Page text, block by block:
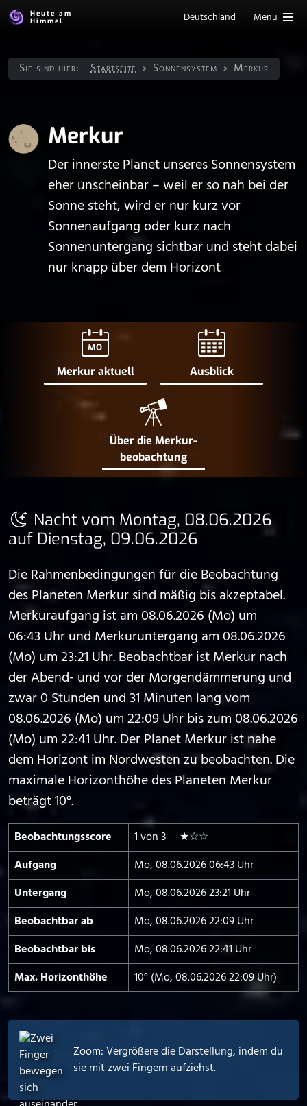
Heute am
Himmel
Deutschland Menü
Sie sind hier: Startseite Sonnen­system Merkur
Merkur
Der innerste Planet unseres Sonnensystem
eher unscheinbar – weil er so nah bei der
Sonne steht, wird er nur kurz vor
Sonnenaufgang oder kurz nach
Sonnenuntergang sichtbar und steht dabei
nur knapp über dem Horizont
MO
Merkur aktuell Ausblick
Über die Merkur­
beobachtung
Nacht vom Montag, 08.06.2026
auf Dienstag, 09.06.2026
Die Rahmenbedingungen für die Beobachtung
des Planeten Merkur sind mäßig bis akzeptabel.
Merkuraufgang ist am 08.06.2026 (Mo) um
06:43 Uhr und Merkuruntergang am 08.06.2026
(Mo) um 23:21 Uhr. Beobachtbar ist Merkur nach
der Abend- und vor der Morgendämmerung und
zwar 0 Stunden und 31 Minuten lang vom
08.06.2026 (Mo) um 22:09 Uhr bis zum 08.06.2026
(Mo) um 22:41 Uhr. Der Planet Merkur ist nahe
dem Horizont im Nordwesten zu beobachten. Die
maximale Horizonthöhe des Planeten Merkur
beträgt 10°.
Beobachtungs­score
1 von 3 ★☆☆
Aufgang
Mo, 08.06.2026 06:43 Uhr
Untergang
Mo, 08.06.2026 23:21 Uhr
Beobachtbar ab
Mo, 08.06.2026 22:09 Uhr
Beobachtbar bis
Mo, 08.06.2026 22:41 Uhr
Max. Horizont­höhe
10° (Mo, 08.06.2026 22:09 Uhr)
Zoom: Vergrößere die Darstellung, indem du
sie mit zwei Fingern aufziehst.